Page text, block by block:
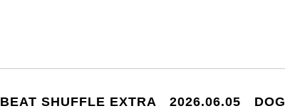
BEAT SHUFFLE EXTRA 2026.06.05 DOG